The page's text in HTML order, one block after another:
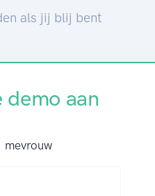
als jij blij bent
demo aan
mevrouw